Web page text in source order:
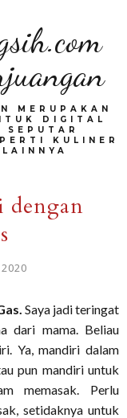
MERUPAKAN
DIGITAL
SEPUTAR
KULINER
dengan
Saya jadi teringat
dari mama. Beliau
Ya, mandiri dalam
pun mandiri untuk
memasak. Perlu
setidaknya untuk